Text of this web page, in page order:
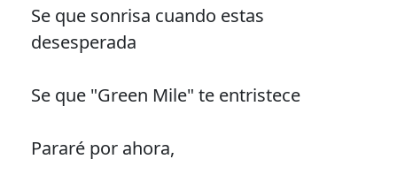
Se que sonrisa cuando estas
desesperada
Se que "Green Mile" te entristece
Pararé por ahora,